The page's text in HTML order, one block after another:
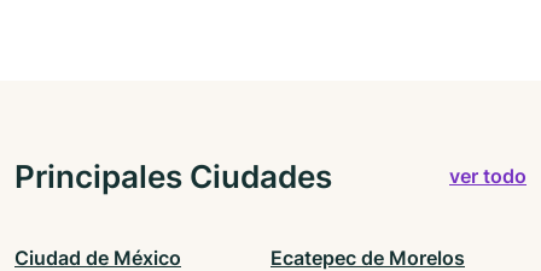
Principales Ciudades ver todo
Ciudad de México Ecatepec de Morelos